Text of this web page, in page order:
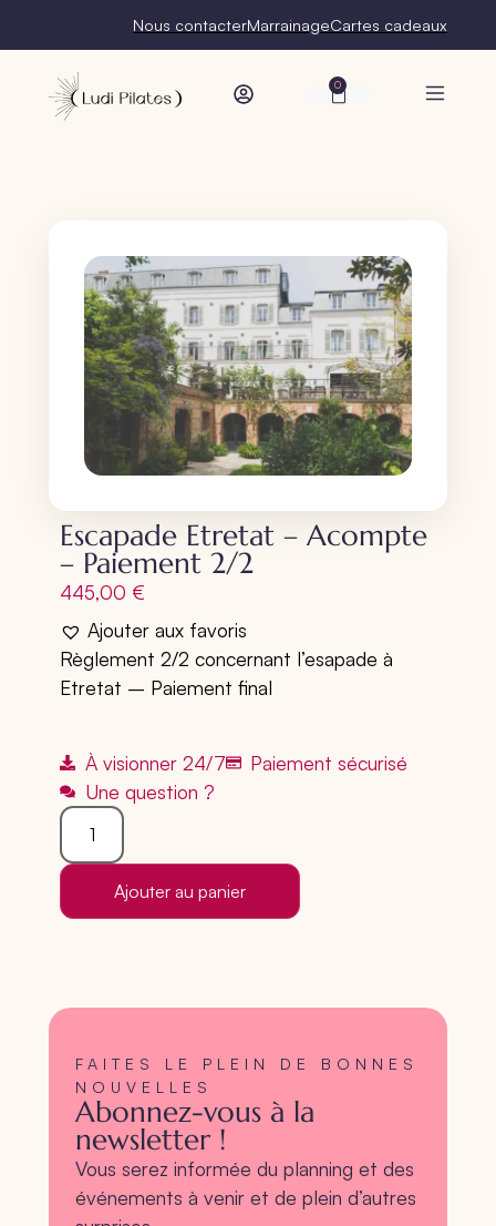
Nous contacterMarrainageCartes cadeaux
0
Escapade Etretat – Acompte
– Paiement 2/2
445,00 €
Ajouter aux favoris
Règlement 2/2 concernant l’esapade à
Etretat – Paiement final
À visionner 24/7
Paiement sécurisé
Une question ?
Ajouter au panier
FAITES LE PLEIN DE BONNES
NOUVELLES
Abonnez-vous à la
newsletter !
Vous serez informée du planning et des
événements à venir et de plein d’autres